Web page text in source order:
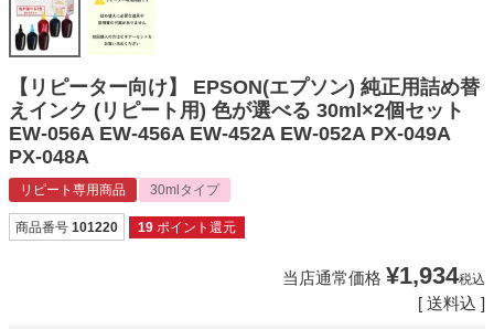
よくある質問
お問い合わせ
会員専用商品
説明書ダウンロード
【リピーター向け】 EPSON(エプソン) 純正用詰め替
えインク (リピート用) 色が選べる 30ml×2個セット
EW-056A EW-456A EW-452A EW-052A PX-049A
PX-048A
リピート専用商品 30mlタイプ
商品番号 101220 19 ポイント還元
当店通常価格 ¥1,934税込
送料込